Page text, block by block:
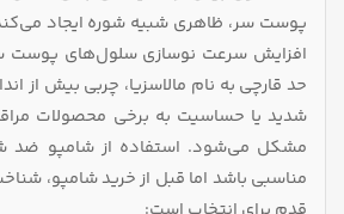
پوست سر، ظاهری شبیه شوره ایجاد
افزایش سرعت نوسازی سلول‌های پوست
حد قارچی به نام مالاسزیا، چربی بیش از
شدید یا حساسیت به برخی محصولات
مشکل می‌شود. استفاده از شامپو ضد
مناسبی باشد اما قبل از خرید شامپو،